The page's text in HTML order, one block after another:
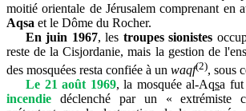
moitié orientale de Jérusalem comprenant en
Aqsa et le Dôme du Rocher.
En juin 1967, les troupes sionistes
reste de la Cisjordanie, mais la gestion de
des mosquées resta confiée à un waqf(2), sous
Le 21 août 1969, la mosquée al-Aqsa fut
incendie déclenché par un « extrémiste